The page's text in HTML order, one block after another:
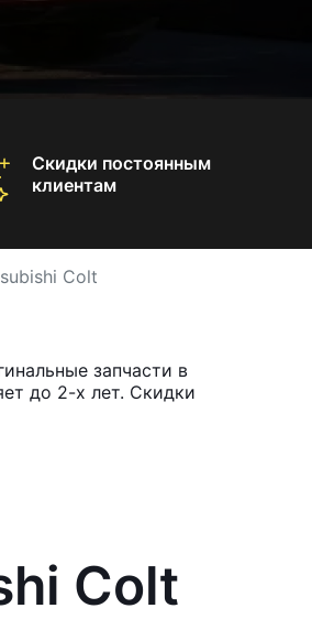
Скидки постоянным
клиентам
Colt
запчасти в
до 2-х лет. Скидки
Colt